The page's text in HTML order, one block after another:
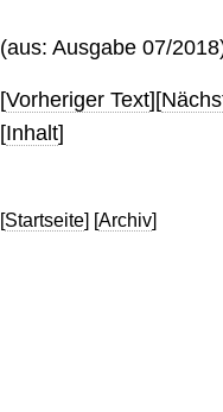
(aus: Ausgabe 07/
[Vorheriger Text][
[Inhalt]
[Startseite] [Archiv]